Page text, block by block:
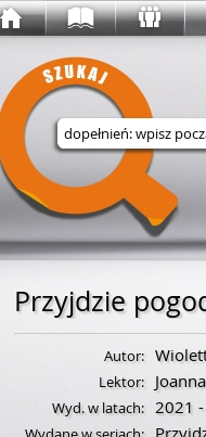
Wyszukaj w
Przyjdzie
Autor:
Lektor:
Wyd. w latach: 2021